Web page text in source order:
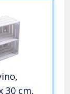
30 cm,